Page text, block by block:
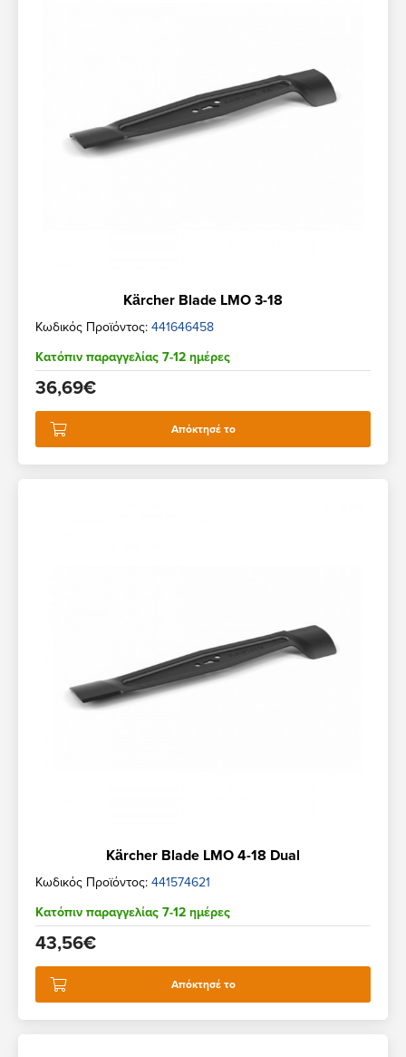
Kärcher Blade LMO 3-18
Κωδικός Προϊόντος: 441646458
Κατόπιν παραγγελίας 7-12 ημέρες
36,69€
Απόκτησέ το
Kärcher Blade LMO 4-18 Dual
Κωδικός Προϊόντος: 441574621
Κατόπιν παραγγελίας 7-12 ημέρες
43,56€
Απόκτησέ το